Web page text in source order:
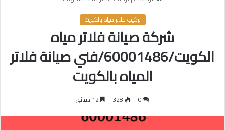
تركيب فلاتر مياه بالكويت
شركة صيانة فلاتر مياه
الكويت/60001486/فني صيانة فلاتر
المياه بالكويت
0
328